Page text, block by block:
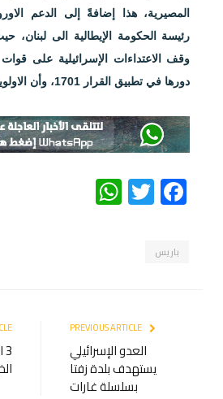
المصيرية، هذا إضافةً إلى الدعم
رئيسة الحكومة الإيطالية الى
وقف الاعتداءات الإسرائيلية على قوات
دورها في تطبيق القرار 1701، وأن الاولوية هي لوقف الحرب.”
Facebook
Twitter
WhatsApp
باريس
العدو الإسرائيلي
يستهدف بلدة زفتا
بسلسلة غارات